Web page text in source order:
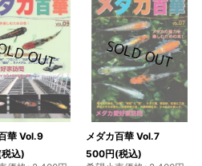
華 Vol.9
込)
メダカ百華 Vol.7
500円(税込)